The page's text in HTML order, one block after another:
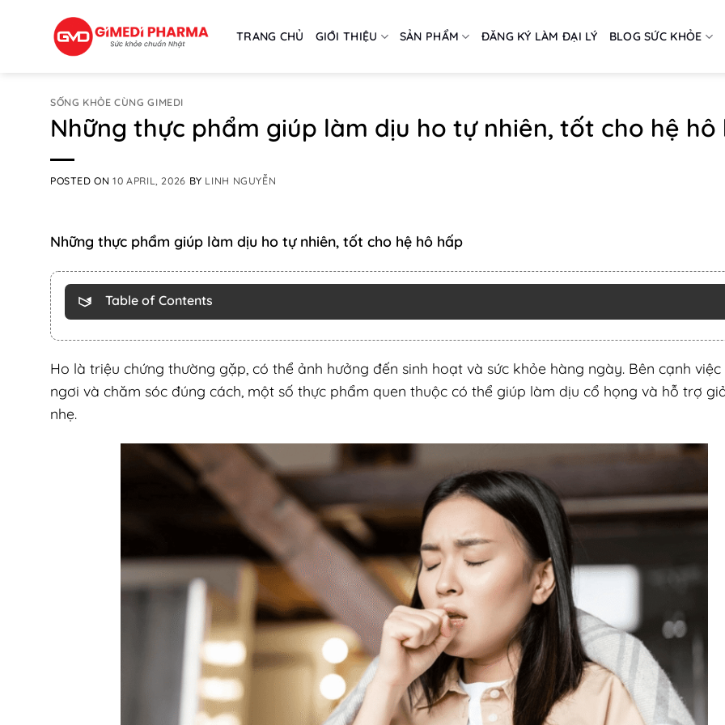
TRANG CHỦ GIỚI THIỆU SẢN PHẨM ĐĂNG KÝ LÀM ĐẠI LÝ BLOG SỨC KHỎE
SỐNG KHỎE CÙNG GIMEDI
Những thực phẩm giúp làm dịu ho tự nhiên, tốt cho hệ hô
POSTED ON10 APRIL, 2026 BY LINH NGUYỄN
Những thực phẩm giúp làm dịu ho tự nhiên, tốt cho hệ hô hấp
Table of Contents
Ho là triệu chứng thường gặp, có thể ảnh hưởng đến sinh hoạt và sức khỏe hàng ngày. Bên cạnh việc
ngơi và chăm sóc đúng cách, một số thực phẩm quen thuộc có thể giúp làm dịu cổ họng và hỗ trợ
nhẹ.